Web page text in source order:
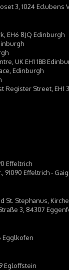
3, 1024 Eclubens
EH6 8JQ Edinburgh
UK EH1 1BB
Edinburgh
Street, EH1
Effeltrich
91090 Effeltrich -
St. Stephanus,
3, 84307
Egglkofen
Egloffstein